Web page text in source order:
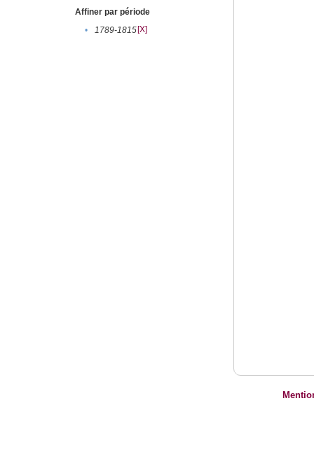
Affiner par période
•
1789-1815[X]